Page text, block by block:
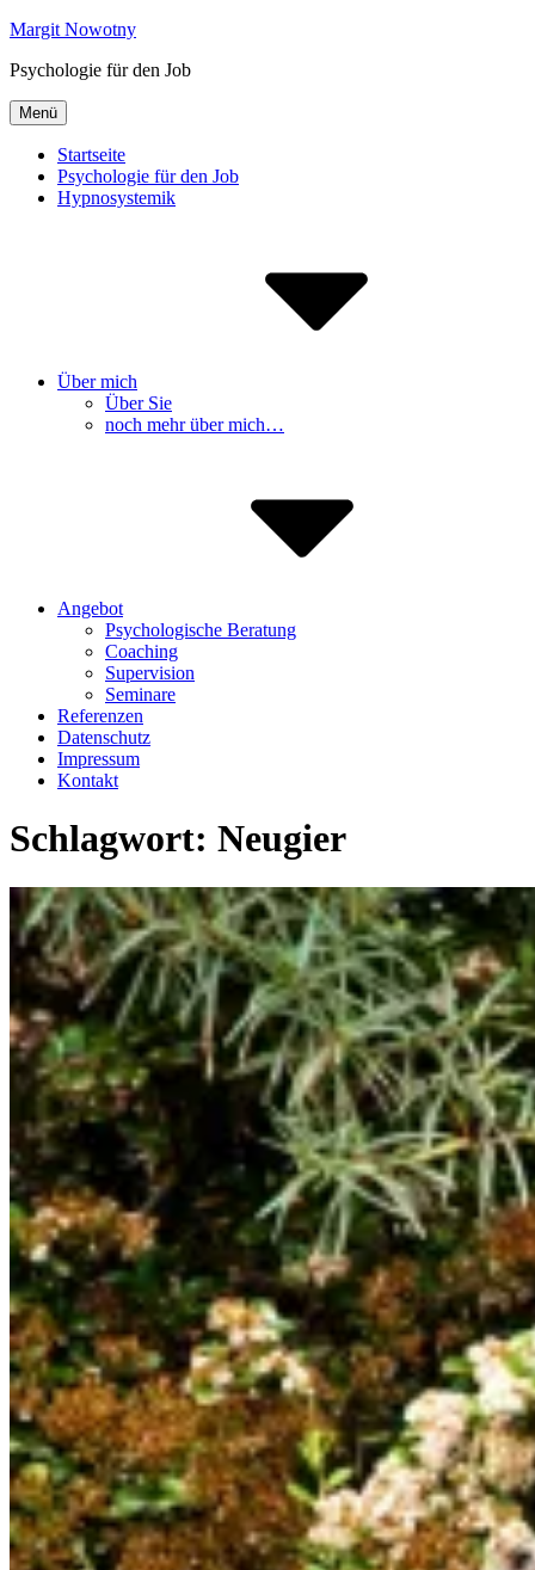
Inhalte
Margit Nowotny
Psychologie für den Job
Menü
Startseite
Psychologie für den Job
Hypnosystemik
Über mich
Über Sie
noch mehr über mich…
Angebot
Psychologische Beratung
Coaching
Supervision
Seminare
Referenzen
Datenschutz
Impressum
Kontakt
Schlagwort: Neugier